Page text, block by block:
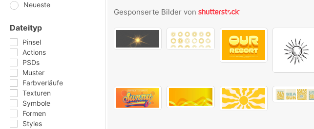
Neueste
Dateityp
Pinsel
Actions
PSDs
Muster
Farbverläufe
Texturen
Symbole
Formen
Styles
Gesponserte Bilder von